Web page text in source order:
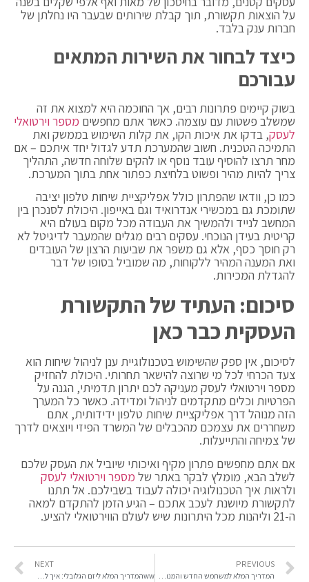
על הוצאות תקשורת, תוך קבלת שירותים שבעבר היו נחלתן של
חברות ענק בלבד.
כיצד לבחור את השירות המתאים
עבורכם
בשוק קיימים פתרונות רבים, אך החוכמה היא למצוא את זה
שמשלב פשטות עם עוצמה. כאשר אתם מחפשים מספר וירטואלי
לעסק, בדקו את איכות הקו, את קלות השימוש בממשק ואת
התמיכה הטכנית. חשוב שהמערכת תדע לגדול יחד איתכם – אם
מחר תרצו להוסיף עובד נוסף או להקים שלוחה חדשה, התהליך
צריך להיות מהיר ופשוט בלחיצת כפתור אחת בתוך המערכת.
כמו כן, וודאו שהפתרון כולל אפליקציית שיחות טלפון יציבה
שתומכת גם במכשירי אנדרואיד וגם באייפון. היכולת לסנכרן בין
המחשב לנייד ולהמשיך את העבודה מכל מקום בעולם היא
קריטית בעידן הנוכחי. עסקים רבים מגלים שהמעבר לדיגיטל לא
רק חוסך כסף, אלא גם משפר את שביעות הרצון של העובדים
ואת המענה המהיר ללקוחות, מה שמוביל בסופו של דבר
להגדלת המכירות.
סיכום: העתיד של התקשורת
העסקית כבר כאן
לסיכום, אין ספק שהשימוש בטכנולוגיית ענן לניהול שיחות הוא
צעד הכרחי לכל מי שרוצה להישאר תחרותי. היכולת להחזיק
מספר וירטואלי לעסק מעניקה לכם יתרון תדמיתי, הגנה על
הפרטיות וכלים מתקדמים לניהול ומדידה. כאשר כל המערך
הזה מנוהל דרך אפליקציית שיחות טלפון ידידותית, אתם
משחררים את עצמכם מהכבלים של המשרד הפיזי ויוצאים לדרך
של צמיחה והתייעלות.
אם אתם מחפשים פתרון מקיף ואיכותי שיוביל את העסק שלכם
לשלב הבא, מומלץ לבקר באתר של מספר וירטואלי לעסק
ולראות איך הטכנולוגיה יכולה לעבוד בשבילכם. אל תתנו
לתקשורת מיושנת לעכב אתכם – הגיע הזמן להתקדם למאה
ה-21 וליהנות מכל היתרונות שיש לעולם הווירטואלי להציע.
PREVIOUS
המדריך המלא למשתמש החדש והמנוסה: כל מה שצריך לדעת על 7XL הפקדה וניהול המשחק
NEXT
wwהמדריך המלא ליזם הגלובלי: איך לנהל פעילות ישראלית משגשגת מכל מקום בעולם